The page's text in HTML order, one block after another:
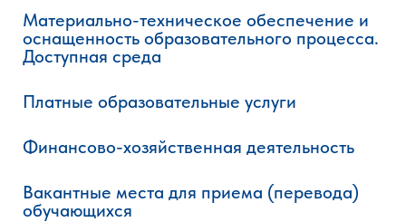
Материально-техническое обеспечение и
оснащенность образовательного процесса.
Доступная среда
Платные образовательные услуги
Финансово-хозяйственная деятельность
Вакантные места для приема (перевода)
обучающихся